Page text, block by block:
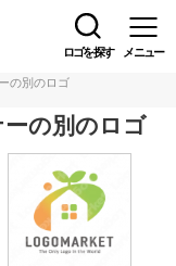
ロゴを探す メニュー
の別のロゴ
の別のロゴ